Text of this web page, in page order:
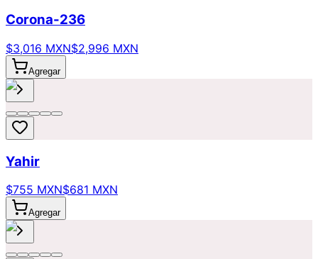
Corona-236
$3,016 MXN$2,996 MXN
Agregar
Yahir
$755 MXN$681 MXN
Agregar